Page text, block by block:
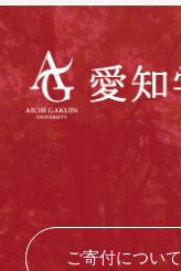
ご寄付について